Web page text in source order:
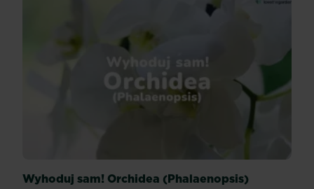
Wyhoduj sam! Orchidea (Phalaenopsis)